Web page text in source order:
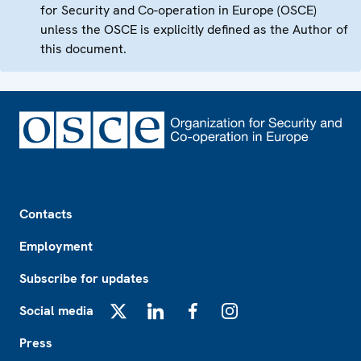
for Security and Co-operation in Europe (OSCE)
unless the OSCE is explicitly defined as the Author of
this document.
Contacts
Employment
Subscribe for updates
Social media
Press